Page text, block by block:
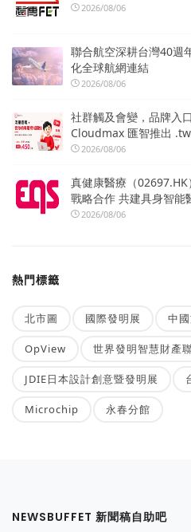
2026/08/06
聯合航空深耕台灣40週
化全球航網連結
2026/08/06
社群觸及會變，品牌入
Cloudmax 匯智推出
2026/08/06
真健康醫療（
戰略合作 共建具身智能
2026/08/06
熱門標籤
北市圖 國際發明展 中
OpView 世界發明智慧財產
JDIE日本設計創意暨發明展
Microchip 永春分館
NEWSBUFFET 新聞稿自助吧